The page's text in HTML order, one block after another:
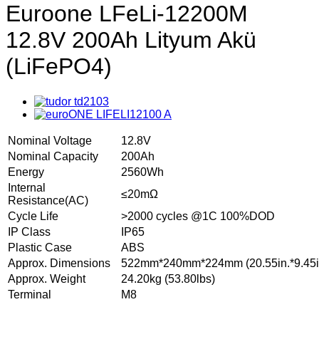
Euroone LFeLi-12200M
12.8V 200Ah Lityum Akü
(LiFePO4)
Nominal Voltage
12.8V
Nominal Capacity
200Ah
Energy
2560Wh
Internal
Resistance(AC)
≤20mΩ
Cycle Life
>2000 cycles @1C 100%DOD
IP Class
IP65
Plastic Case
ABS
Approx. Dimensions
522mm*240mm*224mm
Approx. Weight
24.20kg (53.80lbs)
Terminal
M8